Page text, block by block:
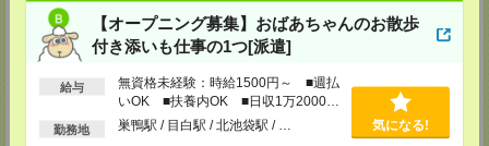
【オープニング募集】おばあちゃんのお散歩
付き添いも仕事の1つ[派遣]
給与
無資格未経験：時給1500円～ ■週払
いOK ■扶養内OK ■日収1万2000円
以上
勤務地 巣鴨駅 / 目白駅 / 北池袋駅 / … 気になる!
TEL：048-990-4510
担当：採用センター
錦糸町営業所
東京都墨田区江東橋4-19-3 錦糸町ミハマビル 3F
TEL：03-5669-4522
担当：採用センター